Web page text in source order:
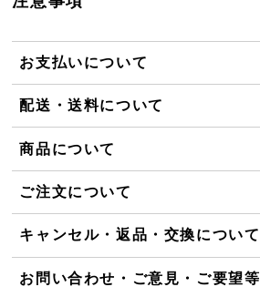
お支払いについて
配送・送料について
商品について
ご注文について
キャンセル・返品・交換について
お問い合わせ・ご意見・ご要望等